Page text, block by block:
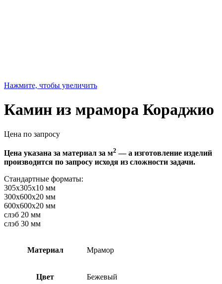
Нажмите, чтобы увеличить
Камин из мрамора Кораджио
Цена по запросу
Цена указана за материал за м2 — а изготовление изделий
производится по запросу исходя из сложности задачи.
Стандартные форматы:
305х305х10 мм
300х600х20 мм
600х600х20 мм
слэб 20 мм
слэб 30 мм
Материал Мрамор
Цвет Бежевый